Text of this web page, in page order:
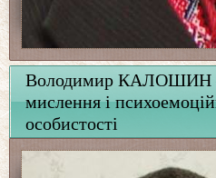
Володимир КАЛОШИН
мислення і
особистості